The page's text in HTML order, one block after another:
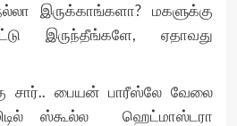
இருக்காங்களா? மகளுக்கு
இருந்தீங்களே, ஏதாவது
சார்.. பையன் பாரீஸ்லே வேலை
ஸ்கூல்ல ஹெட்மாஸ்டரா